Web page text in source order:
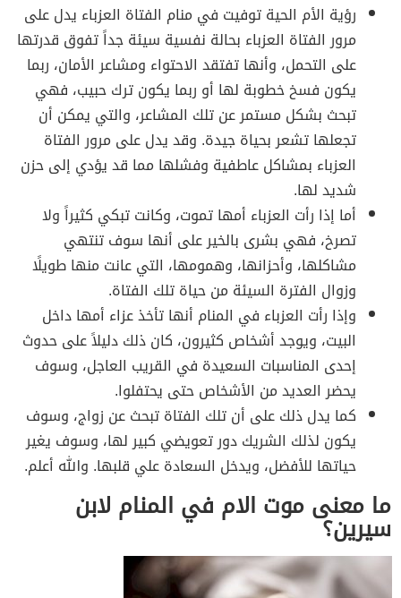
رؤية الأم الحية توفيت في منام الفتاة العزباء يدل على
مرور الفتاة العزباء بحالة نفسية سيئة جداً تفوق قدرتها
على التحمل، وأنها تفتقد الاحتواء ومشاعر الأمان، ربما
يكون فسخ خطوبة لها أو ربما يكون ترك حبيب، فهي
تبحث بشكل مستمر عن تلك المشاعر، والتي يمكن أن
تجعلها تشعر بحياة جيدة. وقد يدل على مرور الفتاة
العزباء بمشاكل عاطفية وفشلها مما قد يؤدي إلى حزن
شديد لها.
أما إذا رأت العزباء أمها تموت، وكانت تبكي كثيراً ولا
تصرخ، فهي بشرى بالخير على أنها سوف تنتهي
مشاكلها، وأحزانها، وهمومها، التي عانت منها طويلًا
وزوال الفترة السيئة من حياة تلك الفتاة.
وإذا رأت العزباء في المنام أنها تأخذ عزاء أمها داخل
البيت، ويوجد أشخاص كثيرون، كان ذلك دليلاً على حدوث
إحدى المناسبات السعيدة في القريب العاجل، وسوف
يحضر العديد من الأشخاص حتى يحتفلوا.
كما يدل ذلك على أن تلك الفتاة تبحث عن زواج، وسوف
يكون لذلك الشريك دور تعويضي كبير لها، وسوف يغير
حياتها للأفضل، ويدخل السعادة علي قلبها. والله أعلم.
ما معنى موت الام في المنام لابن
سيرين؟